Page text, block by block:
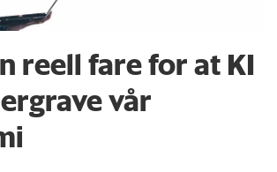
reell fare for at KI
vår